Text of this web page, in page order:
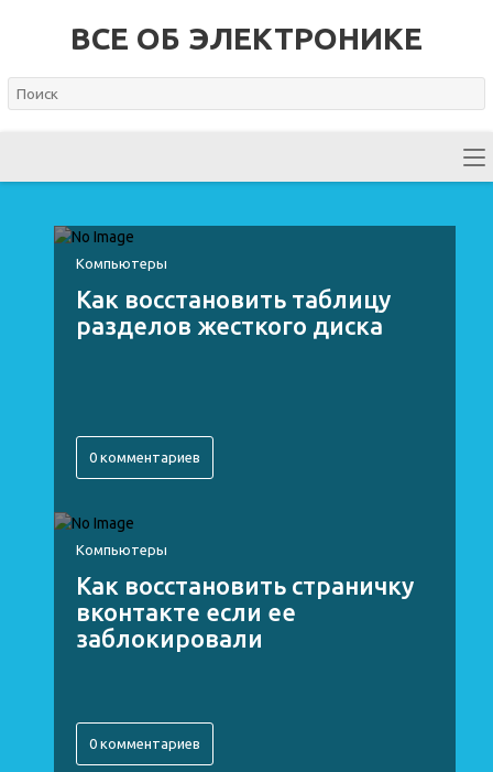
ВСЕ ОБ ЭЛЕКТРОНИКЕ
Компьютеры
Как восстановить таблицу
разделов жесткого диска
0 комментариев
Компьютеры
Как восстановить страничку
вконтакте если ее
заблокировали
0 комментариев